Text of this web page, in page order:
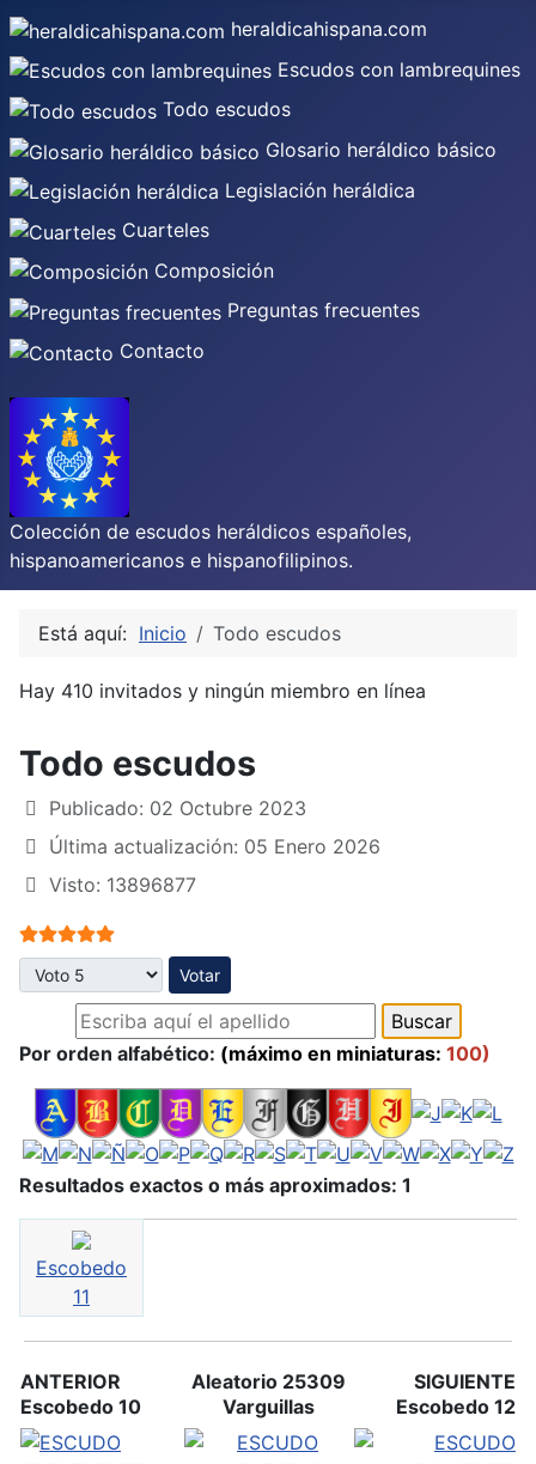
heraldicahispana.com
Escudos con lambrequines
Todo escudos
Glosario heráldico básico
Legislación heráldica
Cuarteles
Composición
Preguntas frecuentes
Contacto
Colección de escudos heráldicos españoles,
hispanoamericanos e hispanofilipinos.
Está aquí: Inicio Todo escudos
Hay 410 invitados y ningún miembro en línea
Todo escudos
Publicado: 02 Octubre 2023
Última actualización: 05 Enero 2026
Visto: 13896877
Ratio:5/5
Por favor, vote
Por orden alfabético: (máximo en miniaturas: 100)
Resultados exactos o más aproximados: 1
Escobedo
11
ANTERIOR
Escobedo 10
Aleatorio 25309
Varguillas
SIGUIENTE
Escobedo 12